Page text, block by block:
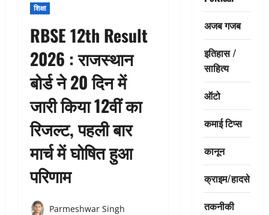
शिक्षा
RBSE 12th Result
2026 : राजस्थान
बोर्ड ने 20 दिन में
जारी किया 12वीं का
रिजल्ट, पहली बार
मार्च में घोषित हुआ
परिणाम
Parmeshwar Singh
अजब गजब
इतिहास /
साहित्य
ऑटो
कमाई टिप्स
कानून
क्राइम/हादसे
तकनीकी